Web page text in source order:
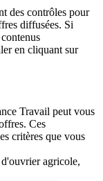
des contrôles pour
diffusées. Si
en cliquant sur
Travail peut vous
Ces
critères que vous
agricole,